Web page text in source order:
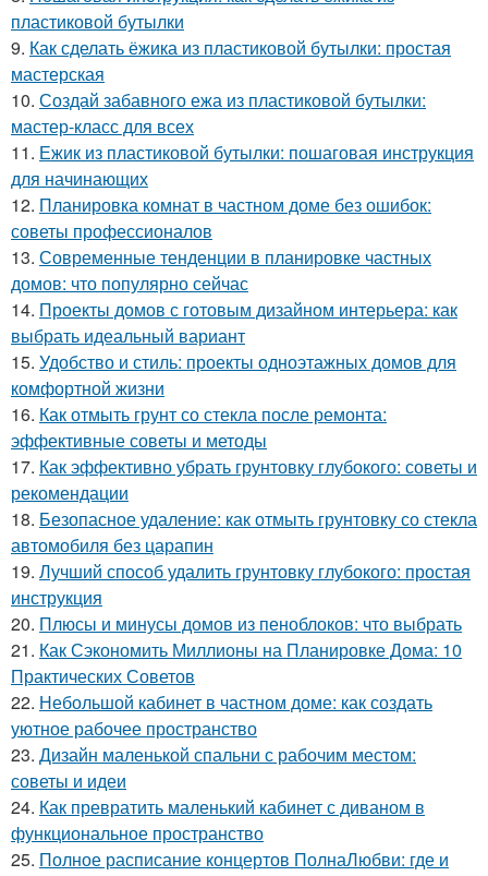
пластиковой бутылки
9. Как сделать ёжика из пластиковой бутылки: простая
мастерская
10. Создай забавного ежа из пластиковой бутылки:
мастер-класс для всех
11. Ежик из пластиковой бутылки: пошаговая инструкция
для начинающих
12. Планировка комнат в частном доме без ошибок:
советы профессионалов
13. Современные тенденции в планировке частных
домов: что популярно сейчас
14. Проекты домов с готовым дизайном интерьера: как
выбрать идеальный вариант
15. Удобство и стиль: проекты одноэтажных домов для
комфортной жизни
16. Как отмыть грунт со стекла после ремонта:
эффективные советы и методы
17. Как эффективно убрать грунтовку глубокого: советы и
рекомендации
18. Безопасное удаление: как отмыть грунтовку со стекла
автомобиля без царапин
19. Лучший способ удалить грунтовку глубокого: простая
инструкция
20. Плюсы и минусы домов из пеноблоков: что выбрать
21. Как Сэкономить Миллионы на Планировке Дома: 10
Практических Советов
22. Небольшой кабинет в частном доме: как создать
уютное рабочее пространство
23. Дизайн маленькой спальни с рабочим местом:
советы и идеи
24. Как превратить маленький кабинет с диваном в
функциональное пространство
25. Полное расписание концертов ПолнаЛюбви: где и